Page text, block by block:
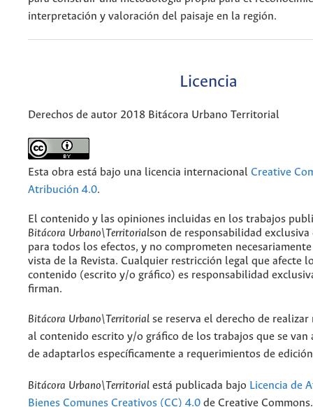
interpretación y valoración del paisaje en la región.
Licencia
Derechos de autor 2018 Bitácora Urbano Territorial
Esta obra está bajo una licencia internacional Creative
Atribución 4.0.
El contenido y las opiniones incluidas en los trabajos
Bitácora Urbano\Territorialson de responsabilidad exclusiva
para todos los efectos, y no comprometen
vista de la Revista. Cualquier restricción legal que afecte
contenido (escrito y/o gráfico) es responsabilidad
firman.
Bitácora Urbano\Territorial se reserva el derecho de realizar
al contenido escrito y/o gráfico de los trabajos que se van
de adaptarlos específicamente a requerimientos de
Bitácora Urbano\Territorial está publicada bajo Licencia de
Bienes Comunes Creativos (CC) 4.0 de Creative